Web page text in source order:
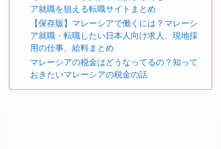
ア就職を狙える転職サイトまとめ
【保存版】マレーシアで働くには？マレーシ
ア就職・転職したい日本人向け求人、現地採
用の仕事、給料まとめ
マレーシアの税金はどうなってるの？知って
おきたいマレーシアの税金の話